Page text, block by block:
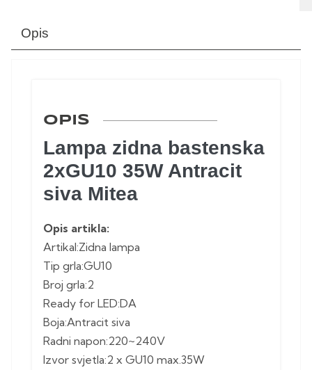
Opis
OPIS
Lampa zidna bastenska
2xGU10 35W Antracit
siva Mitea
Opis artikla:
Artikal:Zidna lampa
Tip grla:GU10
Broj grla:2
Ready for LED:DA
Boja:Antracit siva
Radni napon:220~240V
Izvor svjetla:2 x GU10 max.35W